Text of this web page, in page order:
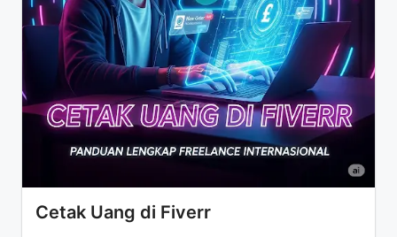
Cetak Uang di Fiverr